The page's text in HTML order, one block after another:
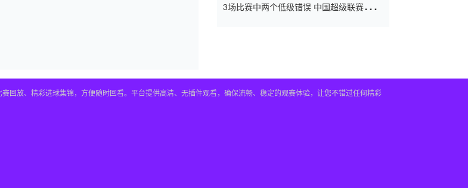
3场比赛中两个低级错误 中国超级联赛的前
回放、精彩进球集锦，方便随时回看。平台提供高清、无插件观看，确保流畅、稳定的观赛体验，让您不错过任何精彩